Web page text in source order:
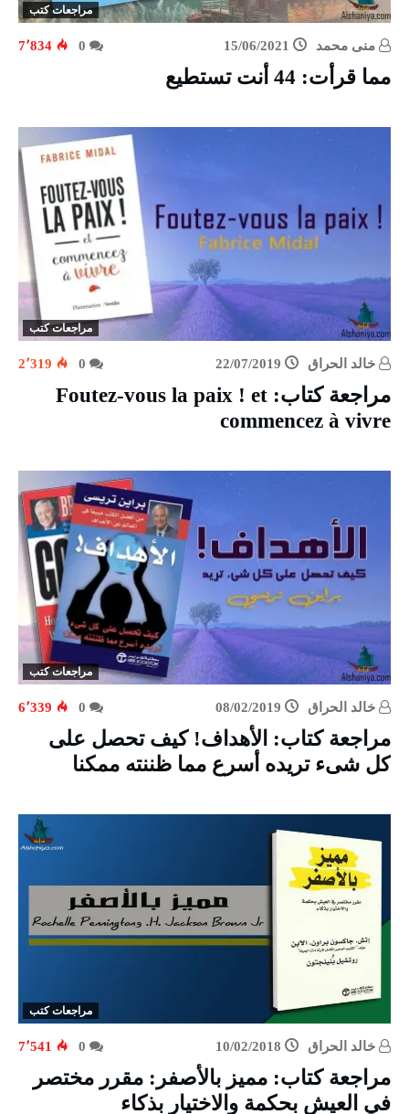
مراجعات كتب
منى محمد 15/06/2021 7٬834
مما قرأت: 44 أنت تستطيع
مراجعات كتب
خالد الحراق 22/07/2019 2٬319
مراجعة كتاب: Foutez-vous la paix ! et
commencez à vivre
مراجعات كتب
خالد الحراق 08/02/2019 6٬339
مراجعة كتاب: الأهداف! كيف تحصل على
كل شىء تريده أسرع مما ظننته ممكنا
مراجعات كتب
خالد الحراق 10/02/2018 7٬541
مراجعة كتاب: مميز بالأصفر: مقرر مختصر
في العيش بحكمة والاختيار بذكاء